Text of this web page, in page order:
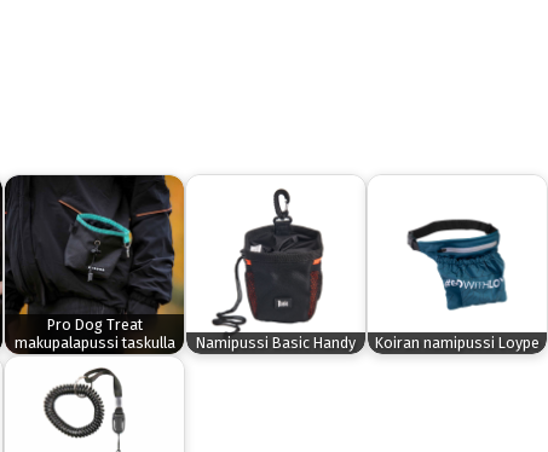
Pro Dog Treat
makupalapussi taskulla
Namipussi Basic Handy Koiran namipussi Loype